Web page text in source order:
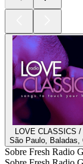
LOVE CLASSICS
São Paulo, Baladas,
Sobre Fresh Radio